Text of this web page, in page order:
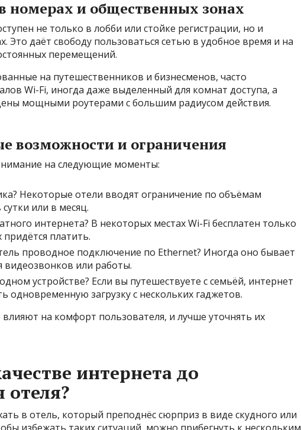
номерах и общественных зонах
не только в лобби или стойке регистрации, но и
Это даёт свободу пользоваться сетью в удобное время и на
перемещений.
на путешественников и бизнесменов, часто
Wi-Fi, иногда даже выделенный для комнат доступа, а
мощными роутерами с большим радиусом действия.
возможности и ограничения
на следующие моменты:
Некоторые отели вводят ограничение по объёмам
или в месяц.
интернета? В некоторых местах Wi-Fi бесплатен только
платить.
проводное подключение по Ethernet? Иногда оно бывает
или работы.
устройстве? Если вы путешествуете с семьёй, интернет
одновременную загрузку с нескольких гаджетов.
на комфорт пользователя, и лучше уточнять их
интернета до
в отель, который преподнёс сюрприз в виде скудного или